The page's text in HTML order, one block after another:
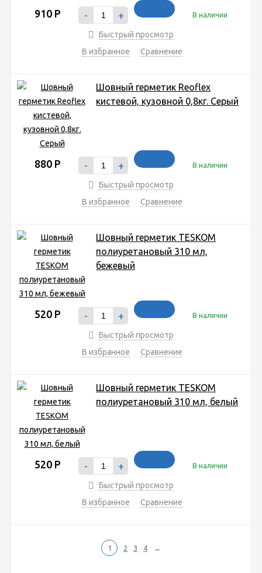
910 Р - + В наличии
Быстрый просмотр
В избранное
Сравнение
Шовный герметик Reoflex
кистевой, кузовной 0,8кг. Серый
880 Р - + В наличии
Быстрый просмотр
В избранное
Сравнение
Шовный герметик TESKOM
полиуретановый 310 мл,
бежевый
520 Р - + В наличии
Быстрый просмотр
В избранное
Сравнение
Шовный герметик TESKOM
полиуретановый 310 мл, белый
520 Р - + В наличии
Быстрый просмотр
В избранное
Сравнение
1 2 3 4 →